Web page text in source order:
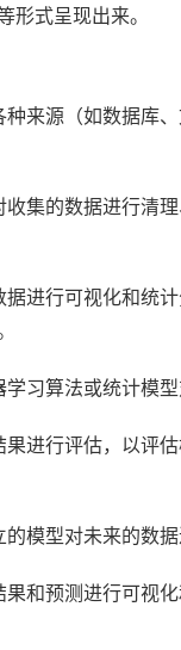
形式呈现出来。
种来源（如数据库
收集的数据进行清
据进行可视化和统
学习算法或统计模型
果进行评估，以评
的模型对未来的数据
果和预测进行可视